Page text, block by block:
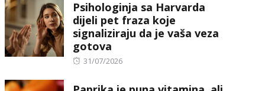
Psihologinja sa Harvarda
dijeli pet fraza koje
signaliziraju da je vaša veza
gotova
Posted
31/07/2026